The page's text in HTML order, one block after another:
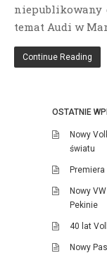
niepublikowany
temat Audi w
Continue Reading
OSTATNIE
Nowy
światu
Nowy
Pekinie
40 lat
Nowy